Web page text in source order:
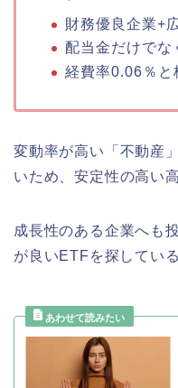
財務優良企業+
配当金だけでな
経費率0.06％と
変動率が高い「不動産
いため、安定性の高い
成長性のある企業へも
が良いETFを探してい